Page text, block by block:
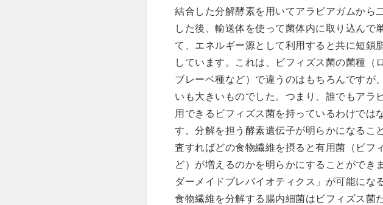
結合した分解酵素を用いてアラビアガムから
した後、輸送体を使って菌体内に取り込んで
て、エネルギー源として利用すると共に短鎖
しています。これは、ビフィズス菌の菌種（
ブレーベ種など）で違うのはもちろんですが
いも大きいものでした。つまり、誰でもアラ
用できるビフィズス菌を持っているわけでは
す。分解を担う酵素遺伝子が明らかになるこ
査すればどの食物繊維を摂ると有用菌（ビフ
ど）が増えるのかを明らかにすることができ
ダーメイドプレバイオティクス」が可能にな
食物繊維を分解する腸内細菌はビフィズス菌